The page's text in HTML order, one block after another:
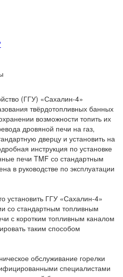
(ГГУ) «Сахалин-4»
твёрдотопливных банных
возможности топить их
дровяной печи на газ,
дверцу и установить на
инструкция по установке
печи TMF со стандартным
в руководстве по эксплуатации
установить ГГУ «Сахалин-4»
со стандартным топливным
с коротким топливным каналом
таким способом
обслуживание горелки
специалистами